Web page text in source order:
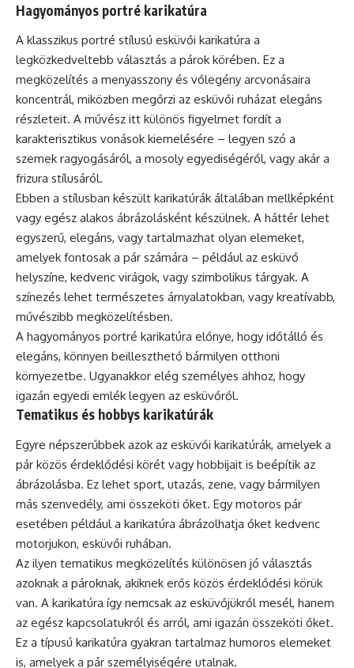
Hagyományos portré karikatúra
A klasszikus portré stílusú esküvői karikatúra a
legközkedveltebb választás a párok körében. Ez a
megközelítés a menyasszony és vőlegény arcvonásaira
koncentrál, miközben megőrzi az esküvői ruházat elegáns
részleteit. A művész itt különös figyelmet fordít a
karakterisztikus vonások kiemelésére – legyen szó a
szemek ragyogásáról, a mosoly egyediségéről, vagy akár a
frizura stílusáról.
Ebben a stílusban készült karikatúrák általában mellképként
vagy egész alakos ábrázolásként készülnek. A háttér lehet
egyszerű, elegáns, vagy tartalmazhat olyan elemeket,
amelyek fontosak a pár számára – például az esküvő
helyszíne, kedvenc virágok, vagy szimbolikus tárgyak. A
színezés lehet természetes árnyalatokban, vagy kreatívabb,
művészibb megközelítésben.
A hagyományos portré karikatúra előnye, hogy időtálló és
elegáns, könnyen beilleszthető bármilyen otthoni
környezetbe. Ugyanakkor elég személyes ahhoz, hogy
igazán egyedi emlék legyen az esküvőről.
Tematikus és hobbys karikatúrák
Egyre népszerűbbek azok az esküvői karikatúrák, amelyek a
pár közös érdeklődési körét vagy hobbijait is beépítik az
ábrázolásba. Ez lehet sport, utazás, zene, vagy bármilyen
más szenvedély, ami összeköti őket. Egy motoros pár
esetében például a karikatúra ábrázolhatja őket kedvenc
motorjukon, esküvői ruhában.
Az ilyen tematikus megközelítés különösen jó választás
azoknak a pároknak, akiknek erős közös érdeklődési körük
van. A karikatúra így nemcsak az esküvőjükről mesél, hanem
az egész kapcsolatukról és arról, ami igazán összeköti őket.
Ez a típusú karikatúra gyakran tartalmaz humoros elemeket
is, amelyek a pár személyiségére utalnak.